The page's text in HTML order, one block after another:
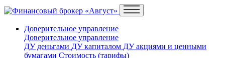
Доверительное управление
Доверительное управление
ДУ деньгами ДУ капиталом ДУ акциями и ценными
бумагами Стоимость (тарифы)